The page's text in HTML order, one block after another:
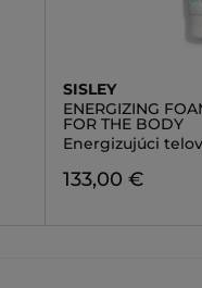
SISLEY
ENERGIZING
FOR THE BODY
Energizujúci
133,00 €